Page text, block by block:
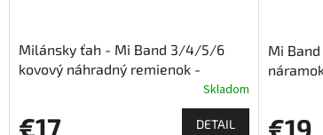
Milánsky ťah - Mi Band 3/4/5/6
kovový náhradný remienok -
Skladom
€17 DETAIL
Mi
€19